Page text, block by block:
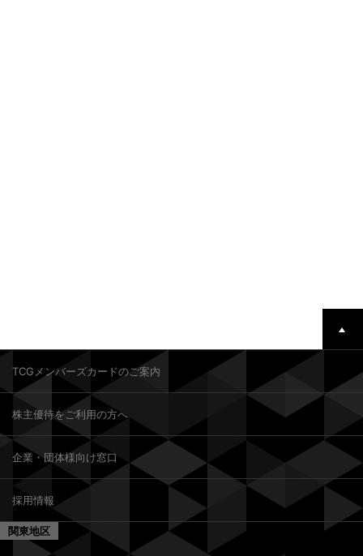
TCGメンバーズカードのご案内
株主優待をご利用の方へ
企業・団体様向け窓口
採用情報
関東地区